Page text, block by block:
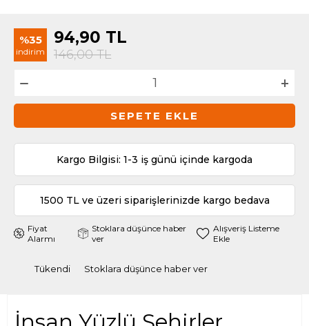
%35
indirim
94,90 TL
146,00TL
SEPETE EKLE
Kargo Bilgisi: 1-3 iş günü içinde kargoda
1500 TL ve üzeri siparişlerinizde kargo bedava
Fiyat
Alarmı
Stoklara düşünce haber
ver
Alışveriş Listeme
Ekle
Tükendi Stoklara düşünce haber ver